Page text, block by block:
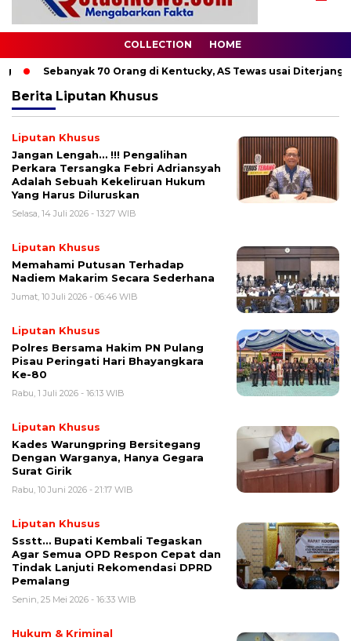
COLLECTION HOME
Sebanyak 70 Orang di Kentucky, AS Tewas usai Diterjang
Berita Liputan Khusus
Liputan Khusus
Jangan Lengah… !!! Pengalihan
Perkara Tersangka Febri Adriansyah
Adalah Sebuah Kekeliruan Hukum
Yang Harus Diluruskan
Selasa, 14 Juli 2026 - 13:27 WIB
Liputan Khusus
Memahami Putusan Terhadap
Nadiem Makarim Secara Sederhana
Jumat, 10 Juli 2026 - 06:46 WIB
Liputan Khusus
Polres Bersama Hakim PN Pulang
Pisau Peringati Hari Bhayangkara
Ke-80
Rabu, 1 Juli 2026 - 16:13 WIB
Liputan Khusus
Kades Warungpring Bersitegang
Dengan Warganya, Hanya Gegara
Surat Girik
Rabu, 10 Juni 2026 - 21:17 WIB
Liputan Khusus
Ssstt… Bupati Kembali Tegaskan
Agar Semua OPD Respon Cepat dan
Tindak Lanjuti Rekomendasi DPRD
Pemalang
Senin, 25 Mei 2026 - 16:33 WIB
Hukum & Kriminal